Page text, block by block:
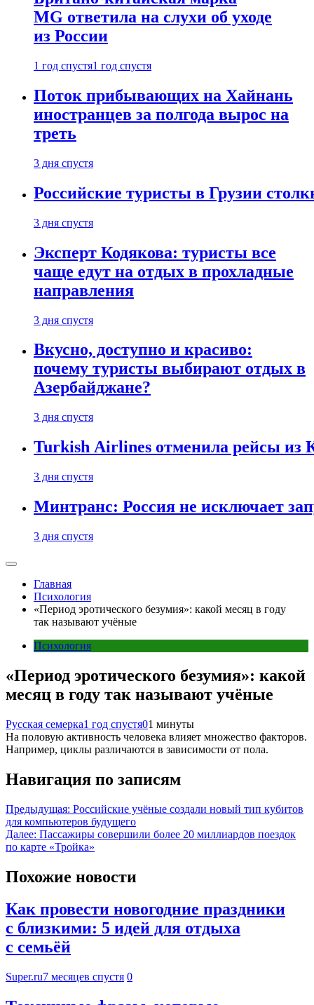
MG ответила на слухи об уходе
из России
1 год спустя1 год спустя
Поток прибывающих на Хайнань
иностранцев за полгода вырос на
треть
3 дня спустя
Российские туристы в Грузии
3 дня спустя
Эксперт Кодякова: туристы все
чаще едут на отдых в прохладные
направления
3 дня спустя
Вкусно, доступно и красиво:
почему туристы выбирают отдых в
Азербайджане?
3 дня спустя
Turkish Airlines отменила рейсы из
3 дня спустя
Минтранс: Россия не исключает
3 дня спустя
Главная
Психология
«Период эротического безумия»: какой месяц в году
так называют учёные
Психология
«Период эротического безумия»: какой
месяц в году так называют учёные
Русская семерка1 год спустя01 минуты
На половую активность человека влияет множество факторов.
Например, циклы различаются в зависимости от пола.
Навигация по записям
Предыдущая: Российские учёные создали новый тип кубитов
для компьютеров будущего
Далее: Пассажиры совершили более 20 миллиардов поездок
по карте «Тройка»
Похожие новости
Как провести новогодние праздники
с близкими: 5 идей для отдыха
с семьёй
Super.ru7 месяцев спустя 0